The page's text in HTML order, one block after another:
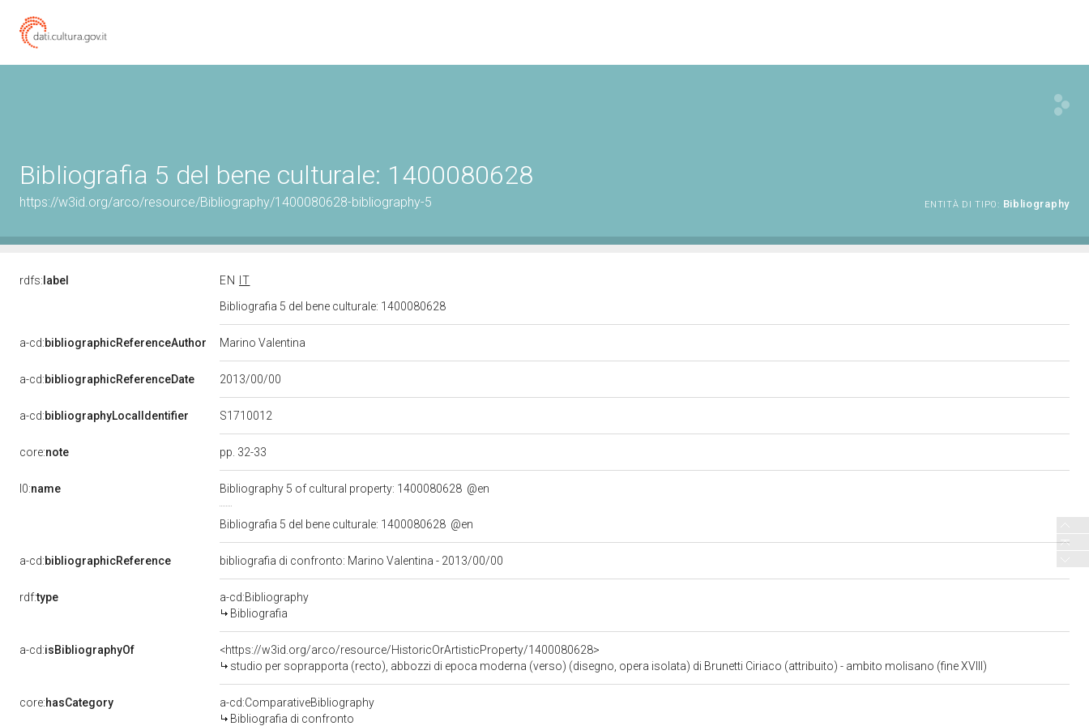
Bibliografia 5 del bene culturale: 1400080628
https://w3id.org/arco/resource/Bibliography/1400080628-bibliography-5 ENTITÀ DI TIPO: Bibliography
rdfs: label EN
IT
Bibliografia 5 del bene culturale: 1400080628
a-cd:bibliographicReferenceAuthor Marino Valentina
a-cd:bibliographicReferenceDate 2013/00/00
a-cd:bibliographyLocalIdentifier S1710012
core:note pp. 32-33
l0:name Bibliography 5 of cultural property: 1400080628 @en
Bibliografia 5 del bene culturale: 1400080628 @en
a-cd:bibliographicReference bibliografia di confronto: Marino Valentina - 2013/00/00
rdf:type
a-cd:Bibliography
Bibliografia
a-cd:isBibliographyOf
<https://w3id.org/arco/resource/HistoricOrArtisticProperty/1400080628>
studio per soprapporta (recto), abbozzi di epoca moderna (verso) (disegno, opera isolata) di Brunetti Ciriaco (attribuito) - ambito molisano (fine XVIII)
core:hasCategory
a-cd:ComparativeBibliography
Bibliografia di confronto